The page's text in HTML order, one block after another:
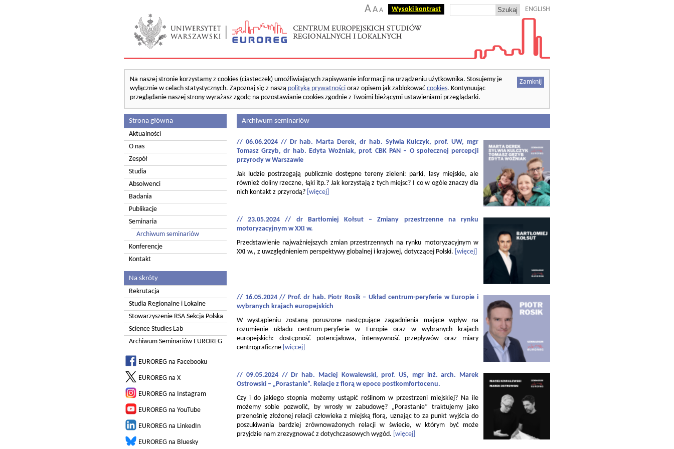
AA A Wysoki kontrast ENGLISH
Zamknij
Na naszej stronie korzystamy z cookies (ciasteczek) umożliwiających zapisywanie informacji na urządzeniu użytkownika. Stosujemy je
wyłącznie w celach statystycznych. Zapoznaj się z naszą polityką prywatności oraz opisem jak zablokować cookies. Kontynuując
przeglądanie naszej strony wyrażasz zgodę na pozostawianie cookies zgodnie z Twoimi bieżącymi ustawieniami przeglądarki.
Strona główna
Aktualności
O nas
Zespół
Studia
Absolwenci
Badania
Publikacje
Seminaria
Archiwum seminariów
Konferencje
Kontakt
Na skróty
Rekrutacja
Studia Regionalne i Lokalne
Stowarzyszenie RSA Sekcja Polska
Science Studies Lab
Archiwum Seminariów EUROREG
EUROREG na Facebooku
EUROREG na X
EUROREG na Instagram
EUROREG na YouTube
EUROREG na LinkedIn
EUROREG na Bluesky
Archiwum seminariów
// 06.06.2024 // Dr hab. Marta Derek, dr hab. Sylwia Kulczyk, prof. UW, mgr
Tomasz Grzyb, dr hab. Edyta Woźniak, prof. CBK PAN – O społecznej percepcji
przyrody w Warszawie
Jak ludzie postrzegają publicznie dostępne tereny zieleni: parki, lasy miejskie, ale
również doliny rzeczne, łąki itp.? Jak korzystają z tych miejsc? I co w ogóle znaczy dla
nich kontakt z przyrodą? [więcej]
// 23.05.2024 // dr Bartłomiej Kołsut – Zmiany przestrzenne na rynku
motoryzacyjnym w XXI w.
Przedstawienie najważniejszych zmian przestrzennych na rynku motoryzacyjnym w
XXI w., z uwzględnieniem perspektywy globalnej i krajowej, dotyczącej Polski. [więcej]
// 16.05.2024 // Prof. dr hab. Piotr Rosik – Układ centrum-peryferie w Europie i
wybranych krajach europejskich
W wystąpieniu zostaną poruszone następujące zagadnienia mające wpływ na
rozumienie układu centrum-peryferie w Europie oraz w wybranych krajach
europejskich: dostępność potencjałowa, intensywność przepływów oraz miary
centrograficzne [więcej]
// 09.05.2024 // Dr hab. Maciej Kowalewski, prof. US, mgr inż. arch. Marek
Ostrowski – „Porastanie”. Relacje z florą w epoce postkomfortocenu.
Czy i do jakiego stopnia możemy ustąpić roślinom w przestrzeni miejskiej? Na ile
możemy sobie pozwolić, by wrosły w zabudowę? „Porastanie” traktujemy jako
przenośnię złożonej relacji człowieka z miejską florą, uznając to za punkt wyjścia do
poszukiwania bardziej zrównoważonych relacji w świecie, w którym być może
przyjdzie nam zrezygnować z dotychczasowych wygód. [więcej]